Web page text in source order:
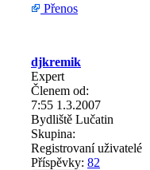
Přenos
djkremik
Expert
Členem od:
7:55 1.3.2007
Bydliště Lučatin
Skupina:
Registrovaní uživatelé
Příspěvky: 82